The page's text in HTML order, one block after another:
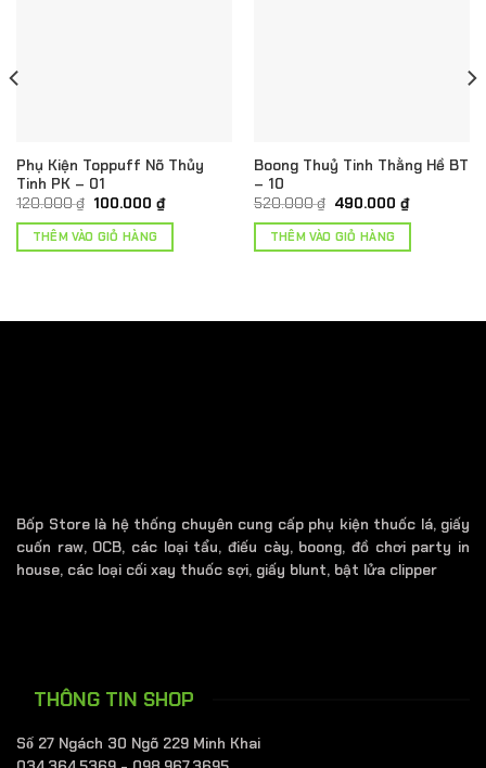
Phụ Kiện Toppuff Nõ Thủy
Tinh PK – 01
120.000₫ Giá
là:
120.000 ₫.
100.000 ₫Giá
hiện
là:
THÊM VÀO GIỎ HÀNG
Boong Thuỷ Tinh Thằng Hề BT
– 10
520.000₫ Giá
là:
520.000 ₫.
490.000 ₫Giá
hiện
là:
THÊM VÀO GIỎ HÀNG
Bốp Store là hệ thống chuyên cung cấp phụ kiện thuốc lá, giấy
cuốn raw, OCB, các loại tẩu, điếu cày, boong, đồ chơi party in
house, các loại cối xay thuốc sợi, giấy blunt, bật lửa clipper
THÔNG TIN SHOP
Số 27 Ngách 30 Ngõ 229 Minh Khai